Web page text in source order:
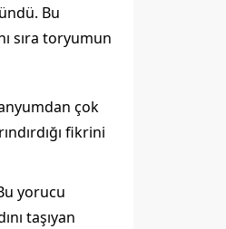
Bu
sıra toryumun
çok
fikrini
yorucu
taşıyan